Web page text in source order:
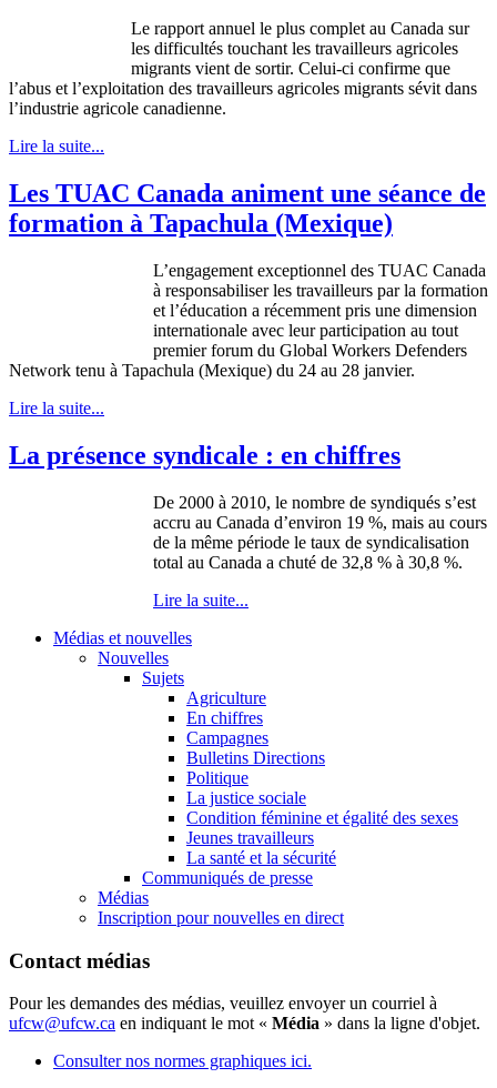
Le rapport annuel le plus complet au Canada sur
les difficultés touchant les travailleurs agricoles
migrants vient de sortir. Celui-ci confirme que
l’abus et l’exploitation des travailleurs agricoles migrants sévit dans
l’industrie agricole canadienne.
Lire la suite...
Les TUAC Canada animent une séance de
formation à Tapachula (Mexique)
L’engagement exceptionnel des TUAC Canada
à responsabiliser les travailleurs par la formation
et l’éducation a récemment pris une dimension
internationale avec leur participation au tout
premier forum du Global Workers Defenders
Network tenu à Tapachula (Mexique) du 24 au 28 janvier.
Lire la suite...
La présence syndicale : en chiffres
De 2000 à 2010, le nombre de syndiqués s’est
accru au Canada d’environ 19 %, mais au cours
de la même période le taux de syndicalisation
total au Canada a chuté de 32,8 % à 30,8 %.
Lire la suite...
Médias et nouvelles
Nouvelles
Sujets
Agriculture
En chiffres
Campagnes
Bulletins Directions
Politique
La justice sociale
Condition féminine et égalité des sexes
Jeunes travailleurs
La santé et la sécurité
Communiqués de presse
Médias
Inscription pour nouvelles en direct
Contact médias
Pour les demandes des médias, veuillez envoyer un courriel à
ufcw@ufcw.ca en indiquant le mot « Média » dans la ligne d'objet.
Consulter nos normes graphiques ici.